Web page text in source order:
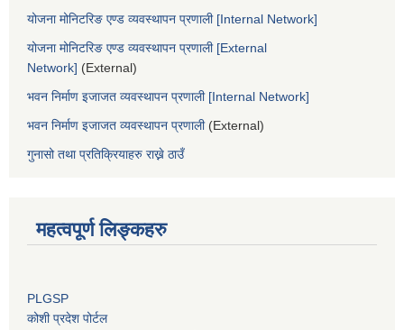
योजना मोनिटरिङ एण्ड व्यवस्थापन प्रणाली [Internal Network]
योजना मोनिटरिङ एण्ड व्यवस्थापन प्रणाली [External
Network] (External)
भवन निर्माण इजाजत व्यवस्थापन प्रणाली [Internal Network]
भवन निर्माण इजाजत व्यवस्थापन प्रणाली(External)
गुनासो तथा प्रतिक्रियाहरु राख्ने ठाउँ
महत्वपूर्ण लिङ्कहरु
PLGSP
कोशी प्रदेश पोर्टल